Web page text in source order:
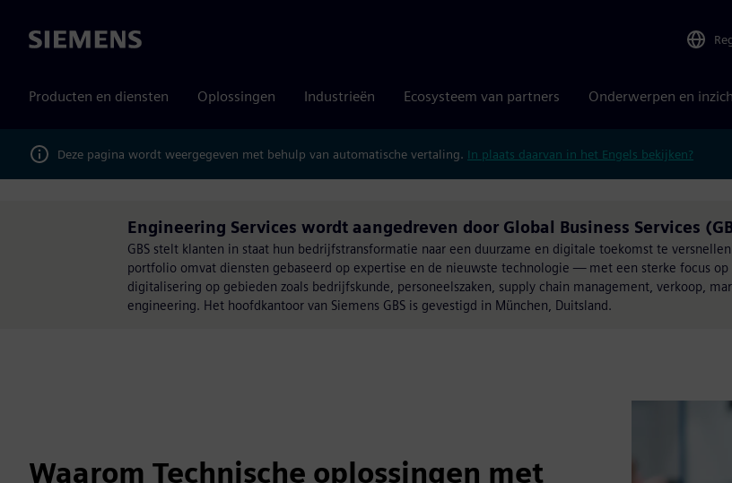
Siemens
Producten en diensten Oplossingen Industrieën Ecosysteem van partners Onderwerpen en
Deze pagina wordt weergegeven met behulp van automatische vertaling. In plaats daarvan in het Engels bekijken?
Engineering Services wordt aangedreven door Global Business Services
GBS stelt klanten in staat hun bedrijfstransformatie naar een duurzame en digitale toekomst te
portfolio omvat diensten gebaseerd op expertise en de nieuwste technologie — met een sterke focus op
digitalisering op gebieden zoals bedrijfskunde, personeelszaken, supply chain management, verkoop,
engineering. Het hoofdkantoor van Siemens GBS is gevestigd in München, Duitsland.
Waarom Technische oplossingen met